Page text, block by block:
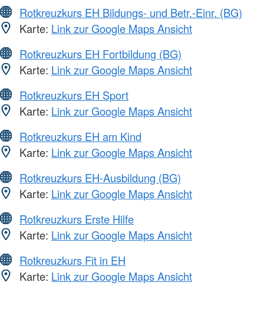
Rotkreuzkurs EH Bildungs- und Betr.-Einr. (BG)
Karte: Link zur Google Maps Ansicht
Rotkreuzkurs EH Fortbildung (BG)
Karte: Link zur Google Maps Ansicht
Rotkreuzkurs EH Sport
Karte: Link zur Google Maps Ansicht
Rotkreuzkurs EH am Kind
Karte: Link zur Google Maps Ansicht
Rotkreuzkurs EH-Ausbildung (BG)
Karte: Link zur Google Maps Ansicht
Rotkreuzkurs Erste Hilfe
Karte: Link zur Google Maps Ansicht
Rotkreuzkurs Fit in EH
Karte: Link zur Google Maps Ansicht